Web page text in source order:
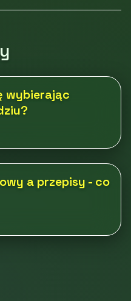
wybierając
a przepisy - co